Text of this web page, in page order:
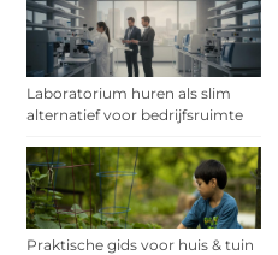
Laboratorium huren als slim
alternatief voor bedrijfsruimte
Praktische gids voor huis & tuin